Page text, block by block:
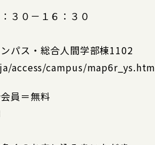
３０－１６：３０
パス・総合人間学部棟1102
campus/map6r_ys.htm
員＝無料